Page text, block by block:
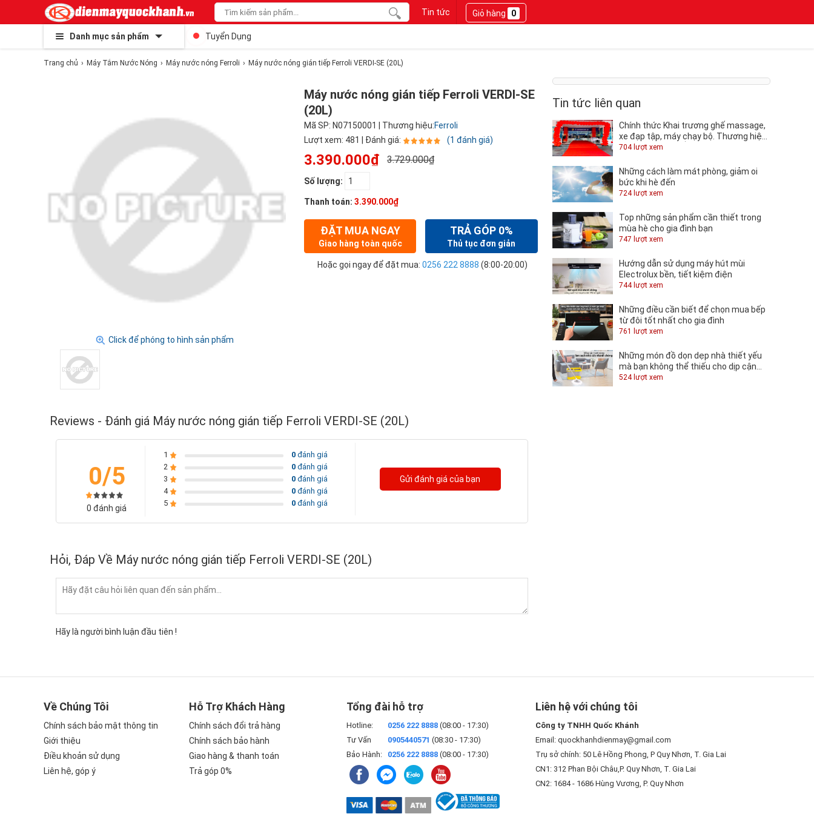
Tin tức Giỏ hàng 0
Danh mục sản phẩm Tuyển Dụng
Trang chủ Máy Tắm Nước Nóng Máy nước nóng Ferroli Máy nước nóng gián tiếp Ferroli VERDI-SE (20L)
Click để phóng to hình sản phẩm
Máy nước nóng gián tiếp Ferroli VERDI-SE
(20L)
Mã SP: N07150001 | Thương hiệu:Ferroli
Lượt xem: 481 | Đánh giá:
(1 đánh giá)
3.390.000₫ 3.729.000₫
Số lượng:
Thanh toán: 3.390.000₫
ĐẶT MUA NGAY
Giao hàng toàn quốc
TRẢ GÓP 0%
Thủ tục đơn giản
Hoặc gọi ngay để đặt mua: 0256 222 8888 (8:00-20:00)
Reviews - Đánh giá Máy nước nóng gián tiếp Ferroli VERDI-SE (20L)
0/5
0 đánh giá
1 0đánh giá
2
0đánh giá
3
0đánh giá
4
0đánh giá
5
0đánh giá
Gửi đánh giá của bạn
Hỏi, Đáp Về Máy nước nóng gián tiếp Ferroli VERDI-SE (20L)
Hãy là người bình luận đầu tiên !
Tin tức liên quan
Chính thức Khai trương ghế massage,
xe đạp tập, máy chạy bộ. Thương hiệu
TOSHIKO tại QUỐC KHÁNH.
704 lượt xem
Những cách làm mát phòng, giảm oi
bức khi hè đến
724 lượt xem
Top những sản phẩm cần thiết trong
mùa hè cho gia đình bạn
747 lượt xem
Hướng dẫn sử dụng máy hút mùi
Electrolux bền, tiết kiệm điện
744 lượt xem
Những điều cần biết để chọn mua bếp
từ đôi tốt nhất cho gia đình
761 lượt xem
Những món đồ dọn dẹp nhà thiết yếu
mà bạn không thể thiếu cho dịp cận
Tết
524 lượt xem
Về Chúng Tôi
Chính sách bảo mật thông tin
Giới thiệu
Điều khoản sử dụng
Liên hệ, góp ý
Hỗ Trợ Khách Hàng
Chính sách đổi trả hàng
Chính sách bảo hành
Giao hàng & thanh toán
Trả góp 0%
Tổng đài hỗ trợ
Hotline: 0256 222 8888 (08:00 - 17:30)
Tư Vấn
0905440571 (08:30 - 17:30)
Bảo Hành:
0256 222 8888 (08:00 - 17:30)
Liên hệ với chúng tôi
Công ty TNHH Quốc Khánh
Email: quockhanhdienmay@gmail.com
Trụ sở chính: 50 Lê Hồng Phong, P Quy Nhơn, T. Gia Lai
CN1: 312 Phan Bội Châu,P. Quy Nhơn, T. Gia Lai
CN2: 1684 - 1686 Hùng Vương, P. Quy Nhơn